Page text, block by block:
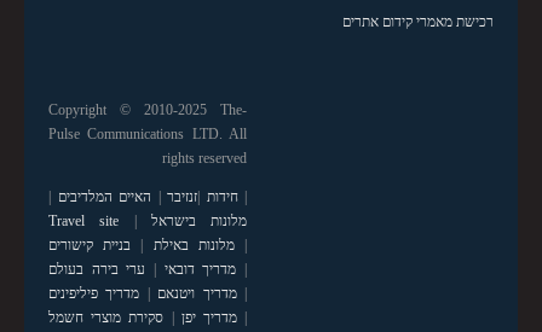
רכישת מאמרי קידום אתרים
Copyright © 2010-2025 The-
Pulse Communications LTD. All
rights reserved
|חידות זנזיבר האיים המלדיבים
מלונות בישראל
Travel site
|מלונות באילת
בניית קישורים
מדריך דובאי
ערי בירה בעולם
|מדריך ויטנאם
מדריך פיליפינים
|מדריך יפן
סקירת מוצרי חשמל